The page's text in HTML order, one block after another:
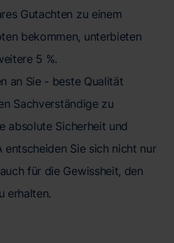
Gutachten zu einem
bekommen, unterbieten
5 %.
an Sie - beste Qualität
Sachverständige zu
absolute Sicherheit und
entscheiden Sie sich nicht nur
für die Gewissheit, den
erhalten.